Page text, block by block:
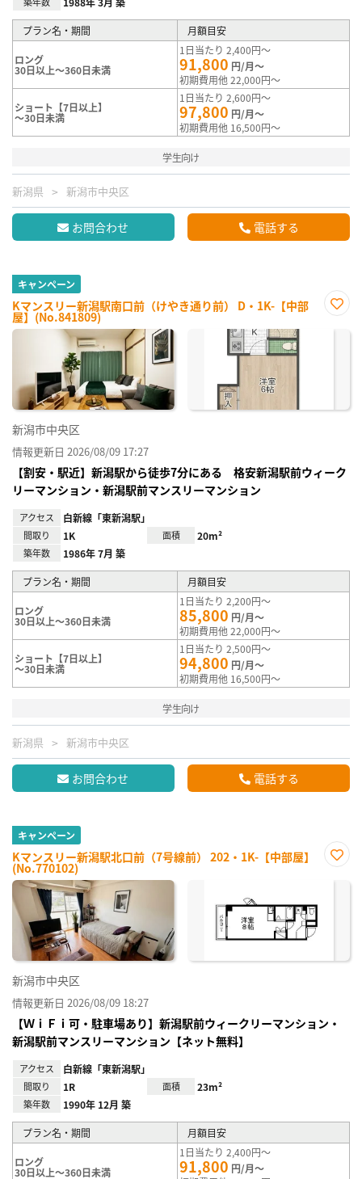
プラン名・期間 月額目安
ロング
30日以上～360日未満
1日当たり 2,400円～
91,800 円/月～
初期費用他 22,000円～
ショート【7日以上】
～30日未満
1日当たり 2,600円～
97,800 円/月～
初期費用他 16,500円～
学生向け
新潟県 新潟市中央区
お問合わせ 電話する
キャンペーン
Kマンスリー新潟駅南口前（けやき通り前） D・1K-【中部
屋】(No.841809)
に入
新潟市中央区
情報更新日 2026/08/09 17:27
【割安・駅近】新潟駅から徒歩7分にある 格安新潟駅前ウィーク
リーマンション・新潟駅前マンスリーマンション
アクセス 白新線「東新潟駅」
間取り 1K 面積 20m²
築年数 1986年 7月 築
プラン名・期間 月額目安
ロング
30日以上～360日未満
1日当たり 2,200円～
85,800 円/月～
初期費用他 22,000円～
ショート【7日以上】
～30日未満
1日当たり 2,500円～
94,800 円/月～
初期費用他 16,500円～
学生向け
新潟県 新潟市中央区
お問合わせ 電話する
キャンペーン
Kマンスリー新潟駅北口前（7号線前） 202・1K-【中部屋】
(No.770102)
に入
新潟市中央区
情報更新日 2026/08/09 18:27
【ＷｉＦｉ可・駐車場あり】新潟駅前ウィークリーマンション・
新潟駅前マンスリーマンション【ネット無料】
アクセス 白新線「東新潟駅」
間取り 1R 面積 23m²
築年数 1990年 12月 築
プラン名・期間 月額目安
ロング
30日以上～360日未満
1日当たり 2,400円～
91,800 円/月～